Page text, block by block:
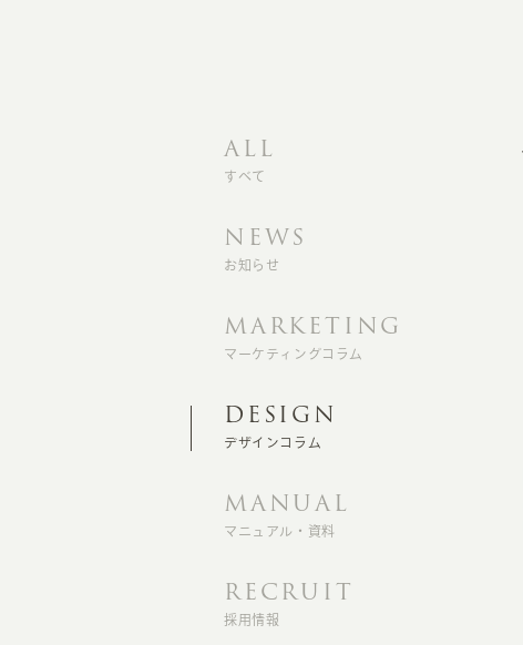
ALL
すべて
NEWS
お知らせ
MARKETING
マーケティングコラム
DESIGN
デザインコラム
MANUAL
マニュアル・資料
RECRUIT
採用情報